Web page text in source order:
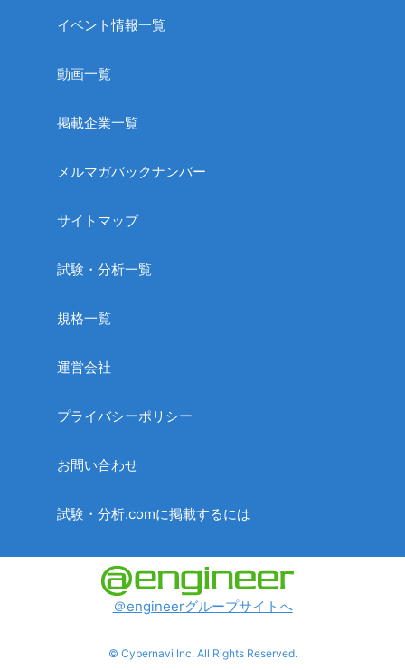
イベント情報一覧
動画一覧
掲載企業一覧
メルマガバックナンバー
サイトマップ
試験・分析一覧
規格一覧
運営会社
プライバシーポリシー
お問い合わせ
試験・分析.comに掲載するには
＠engineerグループサイトへ
© Cybernavi Inc. All Rights Reserved.